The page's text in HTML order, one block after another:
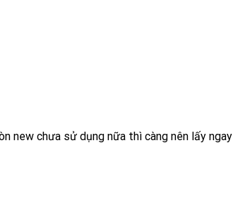
new chưa sử dụng nữa thì càng nên lấy ngay